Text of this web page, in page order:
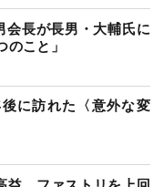
会長が長男・大輔氏に
こと」
に訪れた〈意外な変